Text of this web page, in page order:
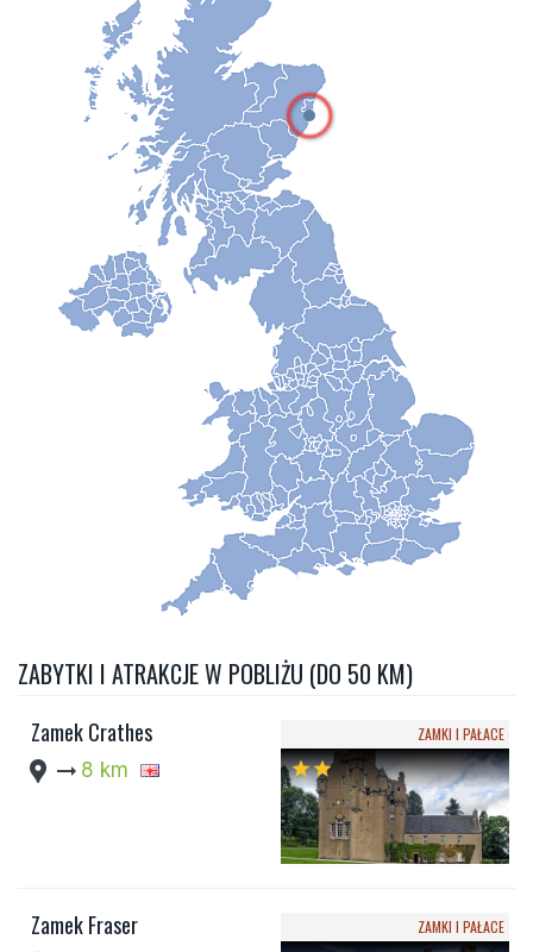
ZABYTKI I ATRAKCJE W POBLIŻU (DO 50 KM)
Zamek Crathes
location_pin arrow_right_alt 8 km
ZAMKI I PAŁACE
starstar
Zamek Fraser ZAMKI I PAŁACE